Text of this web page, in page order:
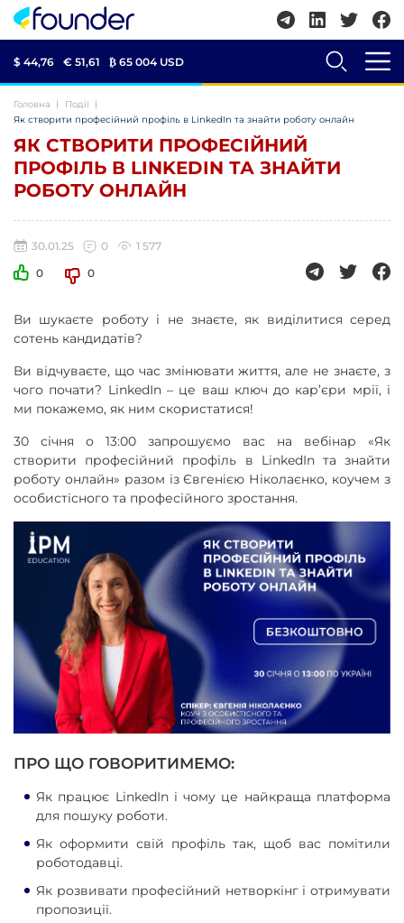
$ 44,76 € 51,61 ₿ 65 004 USD
Головна
Події
Як створити професійний профіль в LinkedIn та знайти роботу онлайн
ЯК СТВОРИТИ ПРОФЕСІЙНИЙ
ПРОФІЛЬ В LINKEDIN ТА ЗНАЙТИ
РОБОТУ ОНЛАЙН
30.01.25 0
1 577
0
0
Ви шукаєте роботу і не знаєте, як виділитися серед
сотень кандидатів?
Ви відчуваєте, що час змінювати життя, але не знаєте, з
чого почати? LinkedIn – це ваш ключ до кар’єри мрії, і
ми покажемо, як ним скористатися!
30 січня о 13:00 запрошуємо вас на вебінар «Як
створити професійний профіль в LinkedIn та знайти
роботу онлайн» разом із Євгенією Ніколаєнко, коучем з
особистісного та професійного зростання.
ПРО ЩО ГОВОРИТИМЕМО:
Як працює LinkedIn і чому це найкраща платформа
для пошуку роботи.
Як оформити свій профіль так, щоб вас помітили
роботодавці.
Як розвивати професійний нетворкінг і отримувати
пропозиції.